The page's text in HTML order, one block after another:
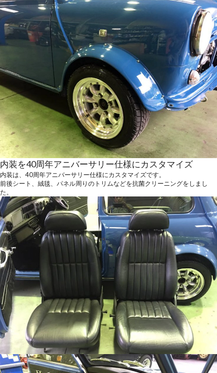
内装を40周年アニバーサリー仕様にカスタマイズ
内装は、40周年アニバーサリー仕様にカスタマイズです。
前後シート、絨毯、パネル周りのトリムなどを抗菌クリーニングをしまし
た。